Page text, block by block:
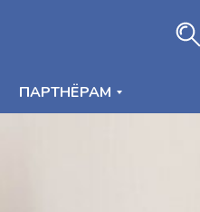
ПАРТНЁРАМ